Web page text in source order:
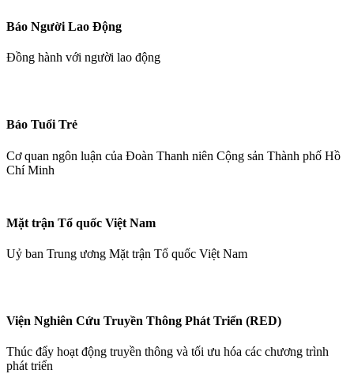
Báo Người Lao Động
Đồng hành với người lao động
Báo Tuổi Trẻ
Cơ quan ngôn luận của Đoàn Thanh niên Cộng sản Thành phố Hồ
Chí Minh
Mặt trận Tổ quốc Việt Nam
Uỷ ban Trung ương Mặt trận Tổ quốc Việt Nam
Viện Nghiên Cứu Truyền Thông Phát Triển (RED)
Thúc đẩy hoạt động truyền thông và tối ưu hóa các chương trình
phát triển